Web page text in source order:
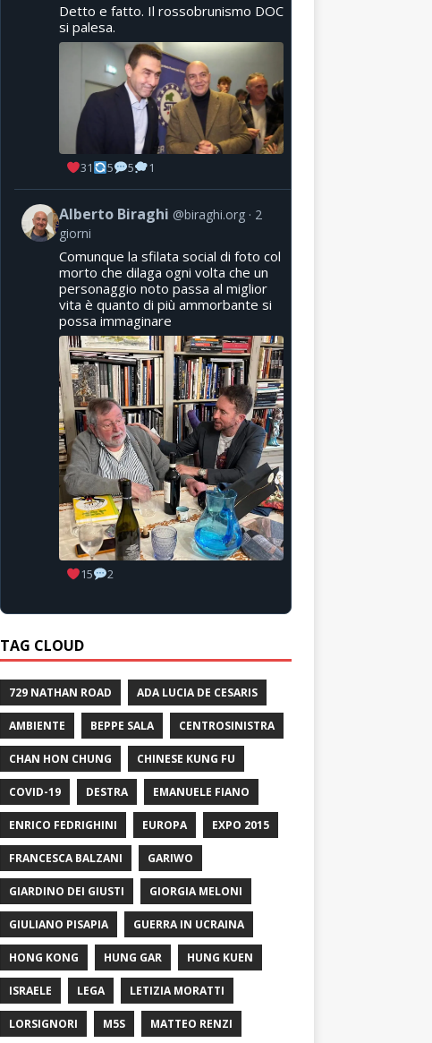
Detto e fatto. Il rossobrunismo DOC
si palesa.
31 5 5 1
Alberto Biraghi @biraghi.org
2
giorni
Comunque la sfilata social di foto col
morto che dilaga ogni volta che un
personaggio noto passa al miglior
vita è quanto di più ammorbante si
possa immaginare
15 2
TAG CLOUD
729 NATHAN ROAD ADA LUCIA DE CESARIS
AMBIENTE BEPPE SALA CENTROSINISTRA
CHAN HON CHUNG CHINESE KUNG FU
COVID-19 DESTRA EMANUELE FIANO
ENRICO FEDRIGHINI EUROPA EXPO 2015
FRANCESCA BALZANI GARIWO
GIARDINO DEI GIUSTI GIORGIA MELONI
GIULIANO PISAPIA GUERRA IN UCRAINA
HONG KONG HUNG GAR HUNG KUEN
ISRAELE LEGA LETIZIA MORATTI
LORSIGNORI M5S MATTEO RENZI